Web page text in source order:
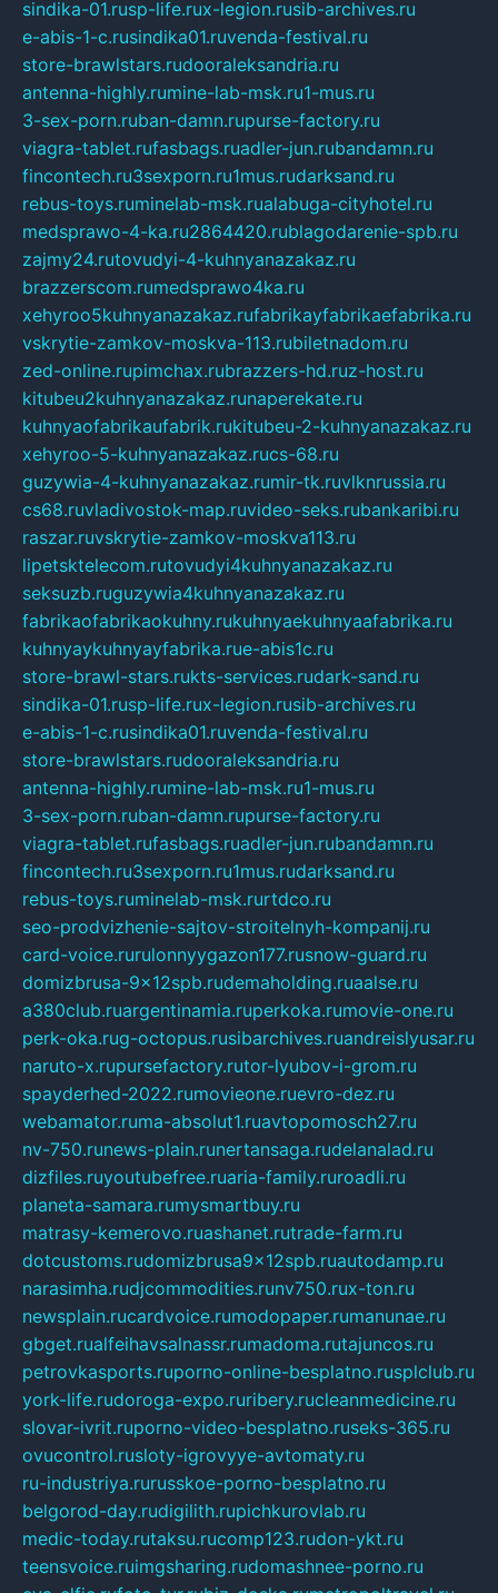
sindika-01.rusp-life.rux-legion.rusib-archives.ru
e-abis-1-c.rusindika01.ruvenda-festival.ru
store-brawlstars.rudooraleksandria.ru
antenna-highly.rumine-lab-msk.ru1-mus.ru
3-sex-porn.ruban-damn.rupurse-factory.ru
viagra-tablet.rufasbags.ruadler-jun.rubandamn.ru
fincontech.ru3sexporn.ru1mus.rudarksand.ru
rebus-toys.ruminelab-msk.rualabuga-cityhotel.ru
medsprawo-4-ka.ru2864420.rublagodarenie-spb.ru
zajmy24.rutovudyi-4-kuhnyanazakaz.ru
brazzerscom.rumedsprawo4ka.ru
xehyroo5kuhnyanazakaz.rufabrikayfabrikaefabrika.ru
vskrytie-zamkov-moskva-113.rubiletnadom.ru
zed-online.rupimchax.rubrazzers-hd.ruz-host.ru
kitubeu2kuhnyanazakaz.runaperekate.ru
kuhnyaofabrikaufabrik.rukitubeu-2-kuhnyanazakaz.ru
xehyroo-5-kuhnyanazakaz.rucs-68.ru
guzywia-4-kuhnyanazakaz.rumir-tk.ruvlknrussia.ru
cs68.ruvladivostok-map.ruvideo-seks.rubankaribi.ru
raszar.ruvskrytie-zamkov-moskva113.ru
lipetsktelecom.rutovudyi4kuhnyanazakaz.ru
seksuzb.ruguzywia4kuhnyanazakaz.ru
fabrikaofabrikaokuhny.rukuhnyaekuhnyaafabrika.ru
kuhnyaykuhnyayfabrika.rue-abis1c.ru
store-brawl-stars.rukts-services.rudark-sand.ru
sindika-01.rusp-life.rux-legion.rusib-archives.ru
e-abis-1-c.rusindika01.ruvenda-festival.ru
store-brawlstars.rudooraleksandria.ru
antenna-highly.rumine-lab-msk.ru1-mus.ru
3-sex-porn.ruban-damn.rupurse-factory.ru
viagra-tablet.rufasbags.ruadler-jun.rubandamn.ru
fincontech.ru3sexporn.ru1mus.rudarksand.ru
rebus-toys.ruminelab-msk.rurtdco.ru
seo-prodvizhenie-sajtov-stroitelnyh-kompanij.ru
card-voice.rurulonnyygazon177.rusnow-guard.ru
domizbrusa-9x12spb.rudemaholding.ruaalse.ru
a380club.ruargentinamia.ruperkoka.rumovie-one.ru
perk-oka.rug-octopus.rusibarchives.ruandreislyusar.ru
naruto-x.rupursefactory.rutor-lyubov-i-grom.ru
spayderhed-2022.rumovieone.ruevro-dez.ru
webamator.ruma-absolut1.ruavtopomosch27.ru
nv-750.runews-plain.runertansaga.rudelanalad.ru
dizfiles.ruyoutubefree.ruaria-family.ruroadli.ru
planeta-samara.rumysmartbuy.ru
matrasy-kemerovo.ruashanet.rutrade-farm.ru
dotcustoms.rudomizbrusa9x12spb.ruautodamp.ru
narasimha.rudjcommodities.runv750.rux-ton.ru
newsplain.rucardvoice.rumodopaper.rumanunae.ru
gbget.rualfeihavsalnassr.rumadoma.rutajuncos.ru
petrovkasports.ruporno-online-besplatno.rusplclub.ru
york-life.rudoroga-expo.ruribery.rucleanmedicine.ru
slovar-ivrit.ruporno-video-besplatno.ruseks-365.ru
ovucontrol.rusloty-igrovyye-avtomaty.ru
ru-industriya.rurusskoe-porno-besplatno.ru
belgorod-day.rudigilith.rupichkurovlab.ru
medic-today.rutaksu.rucomp123.rudon-ykt.ru
teensvoice.ruimgsharing.rudomashnee-porno.ru